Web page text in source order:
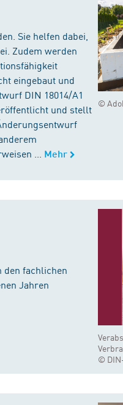
©
Sie helfen dabei,
Zudem werden
eingebaut und
DIN 18014/A1
und stellt
...
Mehr
©
den fachlichen
Jahren